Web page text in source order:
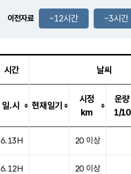
이전자료 -12시간 -3시간
시간 날씨
일.시 현재일기
시정
km
운량
1/10
6.13H 20 이상
6.12H 20 이상